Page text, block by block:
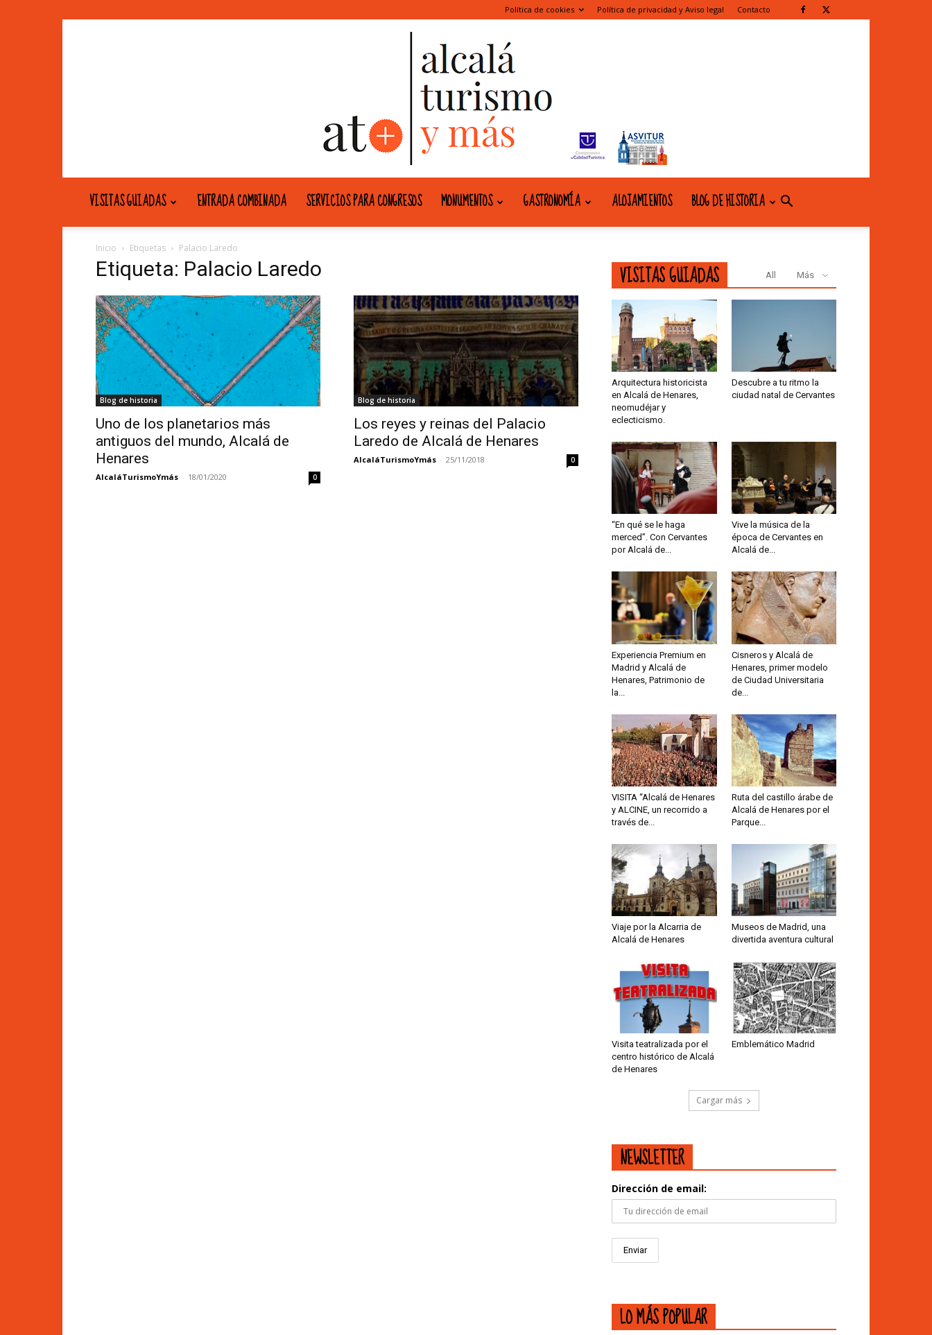
Política de cookies Política de privacidad y Aviso legal Contacto
turismo
VISITAS GUIADAS ENTRADA COMBINADA SERVICIOS PARA CONGRESOS MONUMENTOS GASTRONOMÍA ALOJAMIENTOS BLOG DE HISTORIA
Inicio Etiquetas Palacio Laredo
Etiqueta: Palacio Laredo
Blog de historia
Uno de los planetarios más
antiguos del mundo, Alcalá de
Henares
AlcaláTurismoYmás - 18/01/2020 0
Blog de historia
Los reyes y reinas del Palacio
Laredo de Alcalá de Henares
AlcaláTurismoYmás - 25/11/2018 0
VISITAS GUIADAS All Más
Arquitectura historicista
en Alcalá de Henares,
neomudéjar y
eclecticismo.
Descubre a tu ritmo la
ciudad natal de Cervantes
“En qué se le haga
merced”. Con Cervantes
por Alcalá de...
Vive la música de la
época de Cervantes en
Alcalá de...
Experiencia Premium en
Madrid y Alcalá de
Henares, Patrimonio de
la...
Cisneros y Alcalá de
Henares, primer modelo
de Ciudad Universitaria
de...
VISITA “Alcalá de Henares
y ALCINE, un recorrido a
través de...
Ruta del castillo árabe de
Alcalá de Henares por el
Parque...
Viaje por la Alcarria de
Alcalá de Henares
Museos de Madrid, una
divertida aventura cultural
Visita teatralizada por el
centro histórico de Alcalá
de Henares
Emblemático Madrid
Cargar más
NEWSLETTER
Dirección de email:
LO MÁS POPULAR